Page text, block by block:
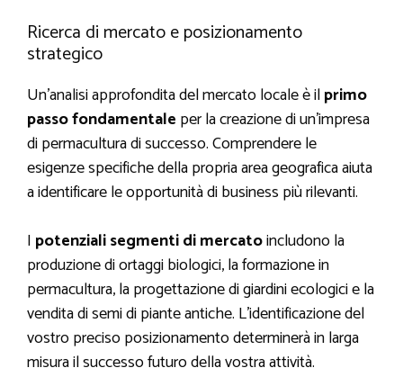
Ricerca di mercato e posizionamento
strategico
Un’analisi approfondita del mercato locale è ilprimo
passo fondamentale per la creazione di un’impresa
di permacultura di successo. Comprendere le
esigenze specifiche della propria area geografica aiuta
a identificare le opportunità di business più rilevanti.
I potenziali segmenti di mercatoincludono la
produzione di ortaggi biologici, la formazione in
permacultura, la progettazione di giardini ecologici e la
vendita di semi di piante antiche. L’identificazione del
vostro preciso posizionamento determinerà in larga
misura il successo futuro della vostra attività.